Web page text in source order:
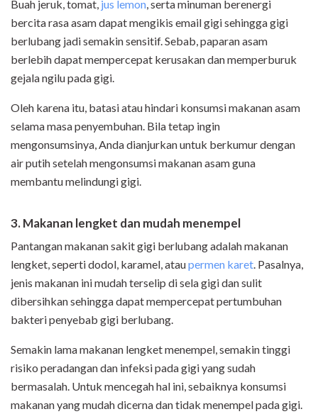
Buah jeruk, tomat, jus lemon , serta minuman berenergi
bercita rasa asam dapat mengikis email gigi sehingga gigi
berlubang jadi semakin sensitif. Sebab, paparan asam
berlebih dapat mempercepat kerusakan dan memperburuk
gejala ngilu pada gigi.
Oleh karena itu, batasi atau hindari konsumsi makanan asam
selama masa penyembuhan. Bila tetap ingin
mengonsumsinya, Anda dianjurkan untuk berkumur dengan
air putih setelah mengonsumsi makanan asam guna
membantu melindungi gigi.
3. Makanan lengket dan mudah menempel
Pantangan makanan sakit gigi berlubang adalah makanan
lengket, seperti dodol, karamel, ataupermen karet . Pasalnya,
jenis makanan ini mudah terselip di sela gigi dan sulit
dibersihkan sehingga dapat mempercepat pertumbuhan
bakteri penyebab gigi berlubang.
Semakin lama makanan lengket menempel, semakin tinggi
risiko peradangan dan infeksi pada gigi yang sudah
bermasalah. Untuk mencegah hal ini, sebaiknya konsumsi
makanan yang mudah dicerna dan tidak menempel pada gigi.